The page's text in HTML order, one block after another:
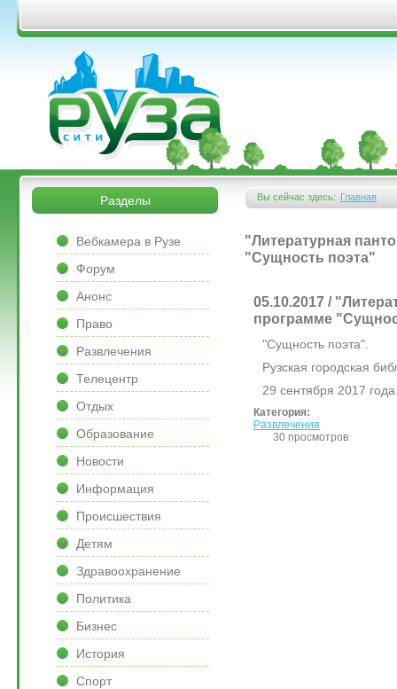
Перейти к основному содержанию
&bsps;
&bsps;
Вы сейчас здесь:
Вы здесь
Главная
"Литературная
"Сущность поэта"
05.10.2017 /
программе
"Сущность поэта".
Рузская городская
29 сентября 2017
Категория:
Развлечения
30 просмотров
Разделы
Вебкамера в Рузе
Форум
Анонс
Право
Развлечения
Телецентр
Отдых
Образование
Новости
Информация
Происшествия
Детям
Здравоохранение
Политика
Бизнес
История
Спорт